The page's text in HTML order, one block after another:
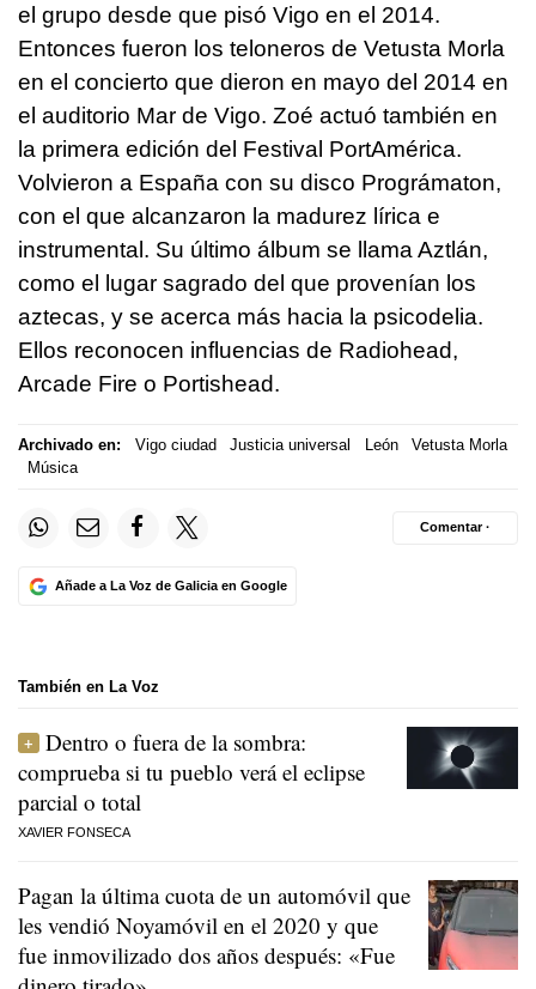
el grupo desde que pisó Vigo en el 2014.
Entonces fueron los teloneros de Vetusta Morla
en el concierto que dieron en mayo del 2014 en
el auditorio Mar de Vigo. Zoé actuó también en
la primera edición del Festival PortAmérica.
Volvieron a España con su disco Prográmaton,
con el que alcanzaron la madurez lírica e
instrumental. Su último álbum se llama Aztlán,
como el lugar sagrado del que provenían los
aztecas, y se acerca más hacia la psicodelia.
Ellos reconocen influencias de Radiohead,
Arcade Fire o Portishead.
Archivado en: Vigo ciudad Justicia universal León
Vetusta Morla
Música
Añade a La Voz de Galicia en Google
Comentar ·
También en La Voz
Dentro o fuera de la sombra:
comprueba si tu pueblo verá el eclipse
parcial o total
XAVIER FONSECA
Pagan la última cuota de un automóvil que
les vendió Noyamóvil en el 2020 y que
fue inmovilizado dos años después: «Fue